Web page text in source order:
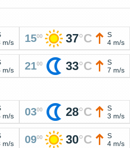
m/s
1500 37°C
S
4 m/s
m/s
2100 33°C
S
7 m/s
m/s
0300 28°C
S
3 m/s
m/s
0900 30°C
S
4 m/s